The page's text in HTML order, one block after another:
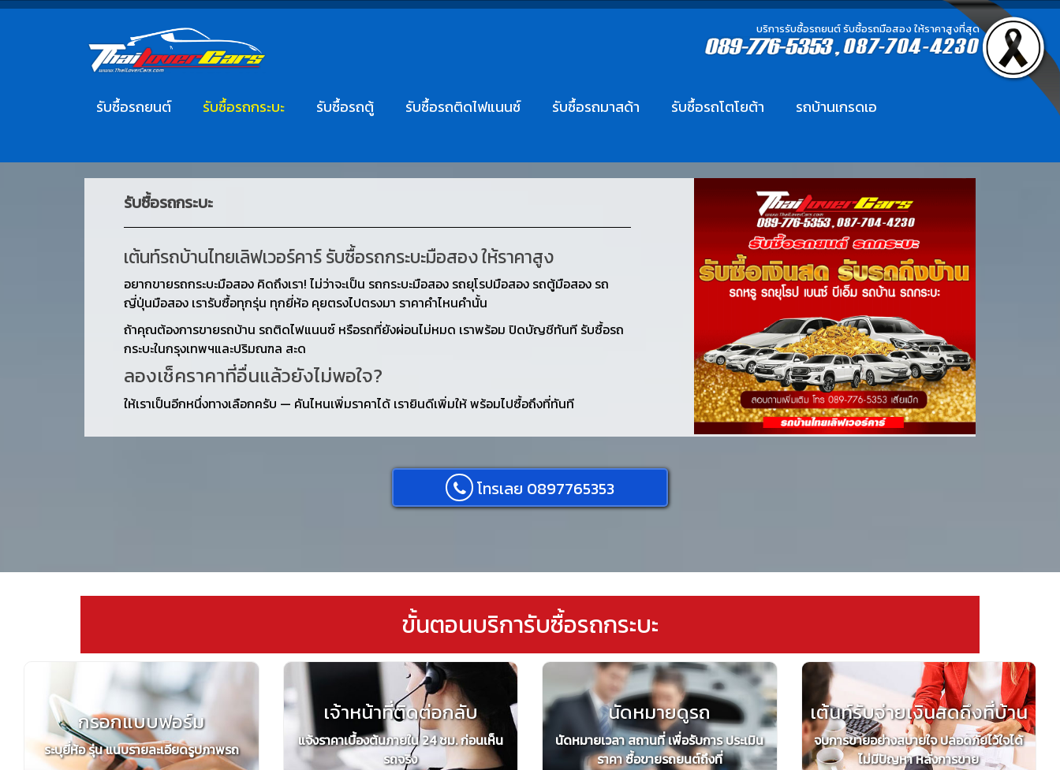
บริการรับซื้อรถยนต์ รับซื้อรถมือสอง ให้ราคาสูงที่สุด
รับซื้อรถยนต์ รับซื้อรถกระบะ รับซื้อรถตู้ รับซื้อรถติดไฟแนนซ์ รับซื้อรถมาสด้า รับซื้อรถโตโยต้า รถบ้านเกรดเอ
รับซื้อรถกระบะ
เต้นท์รถบ้านไทยเลิฟเวอร์คาร์ รับซื้อรถกระบะมือสอง ให้ราคาสูง
อยากขายรถกระบะมือสอง คิดถึงเรา! ไม่ว่าจะเป็น รถกระบะมือสอง รถยุโรปมือสอง รถตู้มือสอง รถ
ญี่ปุ่นมือสอง เรารับซื้อทุกรุ่น ทุกยี่ห้อ คุยตรงไปตรงมา ราคาคำไหนคำนั้น
ถ้าคุณต้องการขายรถบ้าน รถติดไฟแนนซ์ หรือรถที่ยังผ่อนไม่หมด เราพร้อม ปิดบัญชีทันที รับซื้อรถ
กระบะในกรุงเทพฯและปริมณฑล สะด
ลองเช็คราคาที่อื่นแล้วยังไม่พอใจ?
ให้เราเป็นอีกหนึ่งทางเลือกครับ — คันไหนเพิ่มราคาได้ เรายินดีเพิ่มให้ พร้อมไปซื้อถึงที่ทันที
โทรเลย 0897765353
ขั้นตอนบริการับซื้อรถกระบะ
กรอกแบบฟอร์ม
ระบุยี่ห้อ รุ่น แนบรายละเอียดรูปภาพรถ
เจ้าหน้าที่ติดต่อกลับ
แจ้งราคาเบื้องต้นภายใน 24 ชม. ก่อนเห็น
รถจริง
นัดหมายดูรถ
นัดหมายเวลา สถานที่ เพื่อรับการ ประเมิน
ราคา ซื้อขายรถยนต์ถึงที่
เต้นท์รับจ่ายเงินสดถึงที่บ้าน
จบการขายอย่างสบายใจ ปลอดภัยไว้ใจได้
ไม่มีปัญหา หลังการขาย